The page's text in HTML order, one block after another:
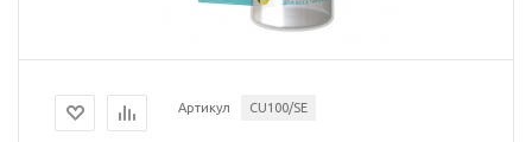
Артикул CU100/SE